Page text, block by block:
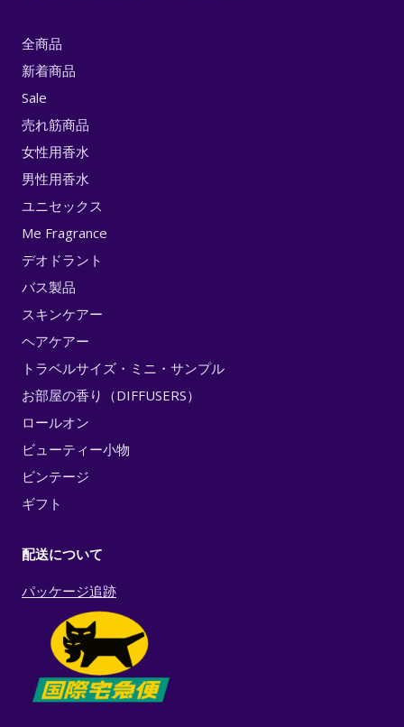
全商品
新着商品
Sale
売れ筋商品
女性用香水
男性用香水
ユニセックス
Me Fragrance
デオドラント
バス製品
スキンケアー
ヘアケアー
トラベルサイズ・ミニ・サンプル
お部屋の香り（DIFFUSERS）
ロールオン
ビューティー小物
ビンテージ
ギフト
配送について
パッケージ追跡